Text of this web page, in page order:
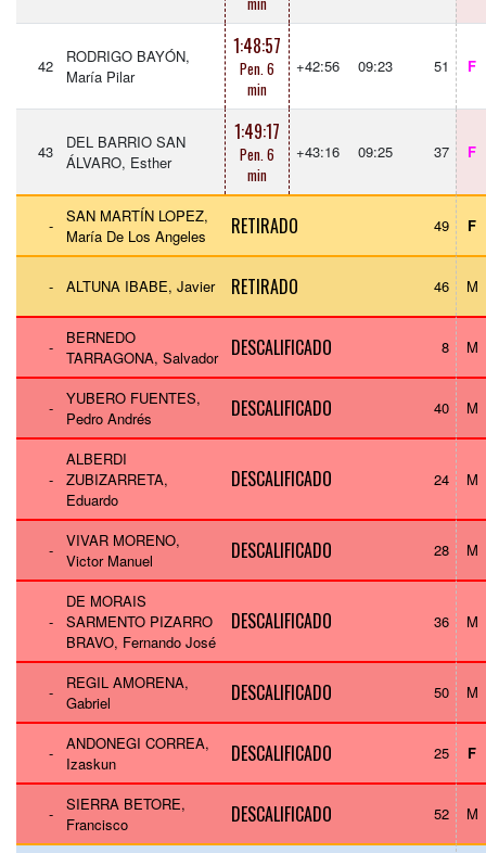
42
RODRIGO BAYÓN,
María Pilar
1:48:57
Pen. 6
min
+42:56 09:23 51 F
43
DEL BARRIO SAN
ÁLVARO, Esther
1:49:17
Pen. 6
min
+43:16 09:25 37 F
-
SAN MARTÍN LOPEZ,
María De Los Angeles
RETIRADO 49 F
- ALTUNA IBABE, Javier RETIRADO 46 M
-
BERNEDO
TARRAGONA, Salvador
DESCALIFICADO 8 M
-
YUBERO FUENTES,
Pedro Andrés
DESCALIFICADO 40 M
-
ALBERDI
ZUBIZARRETA,
Eduardo
DESCALIFICADO 24 M
-
VIVAR MORENO,
Victor Manuel
DESCALIFICADO 28 M
-
DE MORAIS
SARMENTO PIZARRO
BRAVO, Fernando José
DESCALIFICADO 36 M
-
REGIL AMORENA,
Gabriel
DESCALIFICADO 50 M
-
ANDONEGI CORREA,
Izaskun
DESCALIFICADO 25 F
-
SIERRA BETORE,
Francisco
DESCALIFICADO 52 M